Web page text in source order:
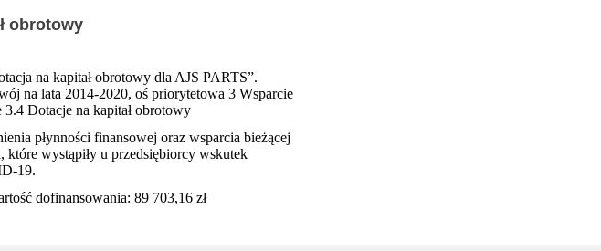
obrotowy
na kapitał obrotowy dla AJS PARTS”.
na lata 2014-2020, oś priorytetowa 3 Wsparcie
Dotacje na kapitał obrotowy
płynności finansowej oraz wsparcia bieżącej
wystąpiły u przedsiębiorcy wskutek
19.
dofinansowania: 89 703,16 zł